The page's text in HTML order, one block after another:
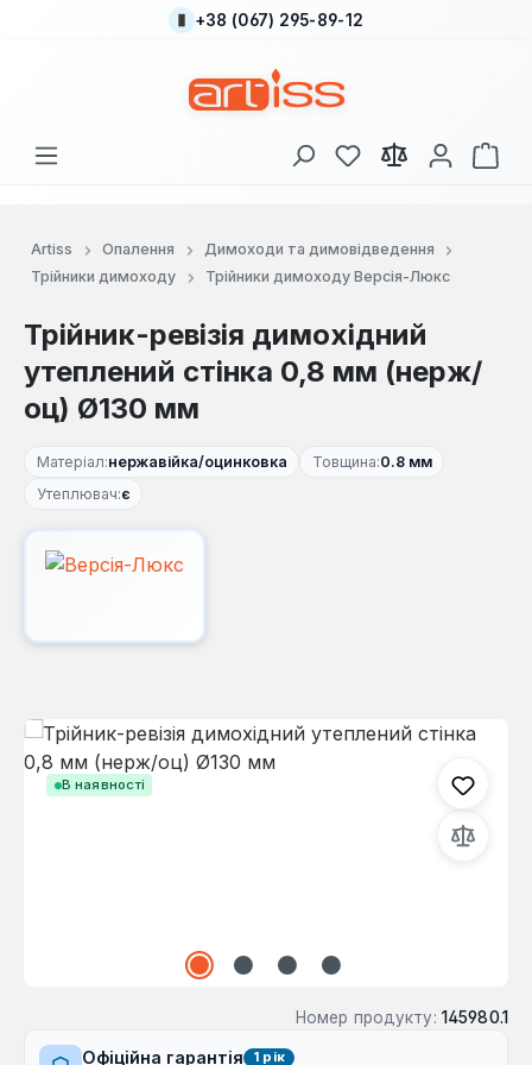
Перейти до основного вмісту
+38 (067) 295-89-12
У вас є 0 у списку
Artiss Опалення
Димоходи та димовідведення
Трійники димоходу
Трійники димоходу Версія-Люкс
Трійник-ревізія димохідний
утеплений стінка 0,8 мм (нерж/
оц) Ø130 мм
Матеріал:нержавійка/оцинковка Товщина:0.8 мм
Утеплювач:є
В наявності
Пропустити галерею зображень
Номер продукту: 145980.1
Офіційна гарантія 1 рік